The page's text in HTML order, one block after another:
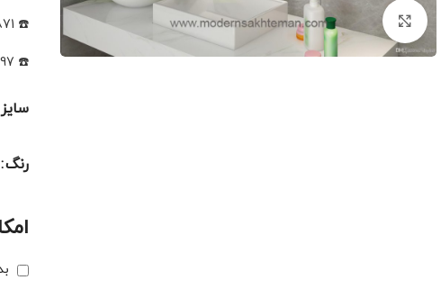
برای بزرگنمایی کلیک کنید ☎️ 02155432871
☎️ 02155432697
سایز
رنگ